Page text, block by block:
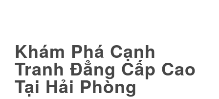
Khám Phá Cạnh
Tranh Đẳng Cấp Cao
Tại Hải Phòng